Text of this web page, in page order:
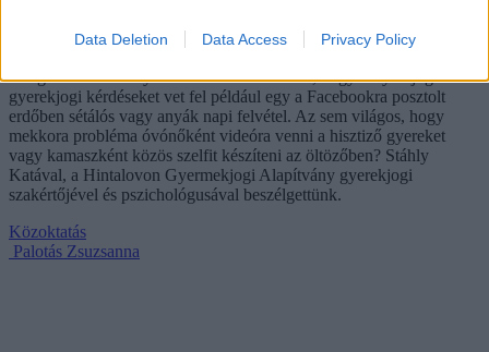
Data Deletion Data Access Privacy Policy
sérülhetnek a gyerekek jogai az oviban, iskolában
A legtöbb intézmény nincsen tisztában azzal, hogy milyen jogi és
gyerekjogi kérdéseket vet fel például egy a Facebookra posztolt
erdőben sétálós vagy anyák napi felvétel. Az sem világos, hogy
mekkora probléma óvónőként videóra venni a hisztiző gyereket
vagy kamaszként közös szelfit készíteni az öltözőben? Stáhly
Katával, a Hintalovon Gyermekjogi Alapítvány gyerekjogi
szakértőjével és pszichológusával beszélgettünk.
Közoktatás
Palotás Zsuzsanna